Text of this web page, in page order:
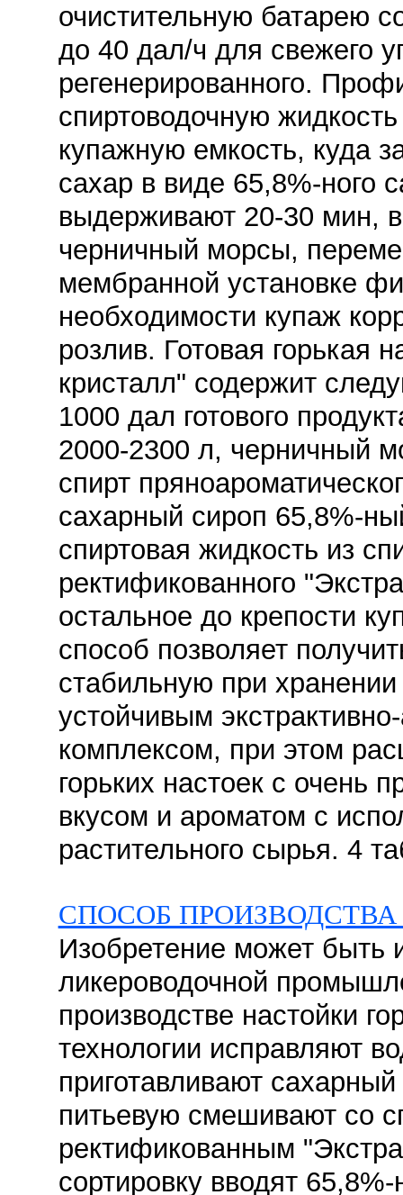
очистительную батарею
до 40 дал/ч для свежего
регенерированного.
спиртоводочную
купажную емкость, куда
сахар в виде 65,8%-ного
выдерживают 20-30 мин,
черничный морсы,
мембранной установке
необходимости купаж
розлив. Готовая горькая
кристалл" содержит
1000 дал готового
2000-2300 л, черничный
спирт
сахарный сироп 65,8%-
спиртовая жидкость из
ректификованного
остальное до крепости
способ позволяет
стабильную при хранении
устойчивым
комплексом, при этом
горьких настоек с очень
вкусом и ароматом с
растительного сырья. 4
СПОСОБ
Изобретение может быть
ликероводочной
производстве настойки
технологии исправляют
приготавливают
питьевую смешивают со
ректификованным
сортировку вводят